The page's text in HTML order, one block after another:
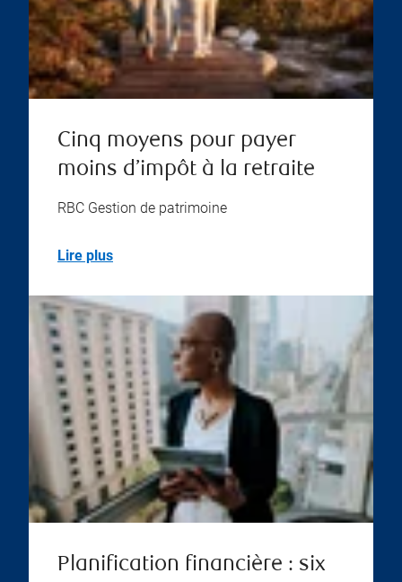
Cinq moyens pour payer
moins d’impôt à la retraite
RBC Gestion de patrimoine
Lire plus
Planification financière : six